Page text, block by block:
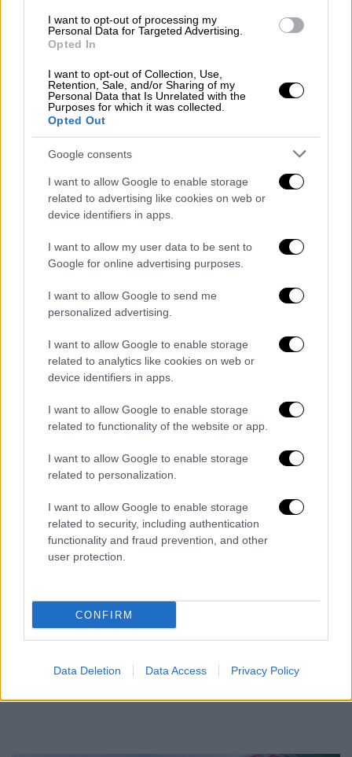
I want to opt-out of processing my
Personal Data for Targeted Advertising.
Opted In
I want to opt-out of Collection, Use,
Retention, Sale, and/or Sharing of my
Personal Data that Is Unrelated with the
Purposes for which it was collected.
Opted Out
Google consents
I want to allow Google to enable storage
related to advertising like cookies on web or
device identifiers in apps.
I want to allow my user data to be sent to
Google for online advertising purposes.
I want to allow Google to send me
personalized advertising.
I want to allow Google to enable storage
related to analytics like cookies on web or
device identifiers in apps.
I want to allow Google to enable storage
related to functionality of the website or app.
I want to allow Google to enable storage
related to personalization.
I want to allow Google to enable storage
related to security, including authentication
functionality and fraud prevention, and other
user protection.
CONFIRM
Data Deletion Data Access Privacy Policy
όπλων— ένα σημάδι ότι οι ιρανικές αρχές
προετοιμάζουν τον πληθυσμό για νέα
Το γενικό κάλεσμα στα όπλα
επαναλαμβάνεται και από την κρατική
τηλεόραση, με αρκετούς παρουσιαστές να
εμφανίζονται κρατώντας αυτόματα όπλα.
Ένας παρουσιαστής, οΧοσεΐν Χοσεϊνί, στο
κρατικό κανάλι Ofogh, πυροβόλησε με το
οροφή του στούντιο, αφού έλαβε μάθημα
από μασκοφόρο μέλος των Φρουρών της
Ισλαμικής Επανάστασης (IRGC).
Nasiri εμφανίστηκε κρατώνταςένα αυτόματο
.